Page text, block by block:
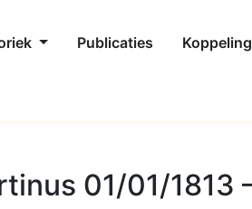
Publicaties
01/01/1813